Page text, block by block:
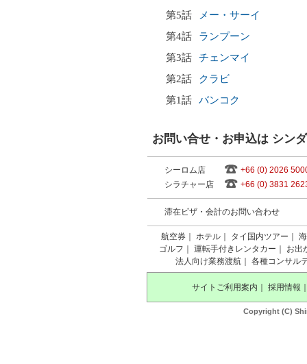
第5話
メー・サーイ
第4話
ランプーン
第3話
チェンマイ
第2話
クラビ
第1話
バンコク
お問い合せ・お申込は シン
シーロム店
+66 (0) 2026
シラチャー店
+66 (0) 3831
滞在ビザ・会計のお問い合わせ
航空券 ホテル タイ国内ツアー
ゴルフ
運転手付きレンタカー
お出
法人向け業務渡航
各種コンサル
サイトご利用案内 採用情報
Copyright (C)